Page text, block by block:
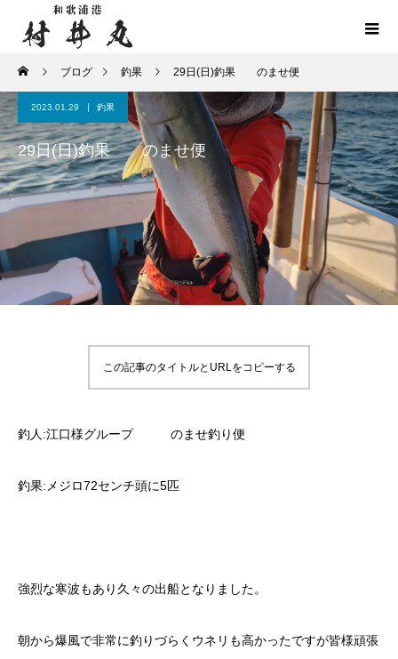
ブログ 釣果 29日(日)釣果 のませ便
2023.01.29 釣果
29日(日)釣果 のませ便
この記事のタイトルとURLをコピーする
釣人:江口様グループ のませ釣り便
釣果:メジロ72センチ頭に5匹
強烈な寒波もあり久々の出船となりました。
朝から爆風で非常に釣りづらくウネリも高かったですが皆様頑張